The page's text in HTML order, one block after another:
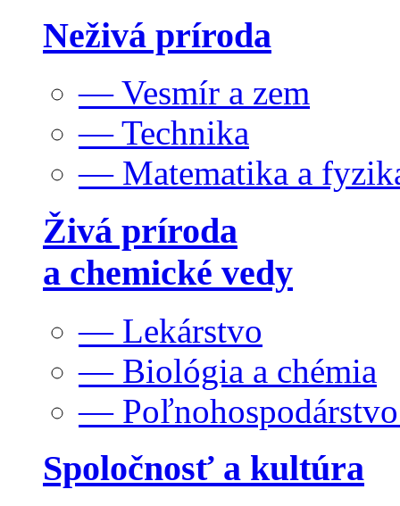
Neživá príroda
— Vesmír a zem
— Technika
— Matematika a
Živá príroda
a chemické vedy
— Lekárstvo
— Biológia a chémia
—
Spoločnosť a kultúra